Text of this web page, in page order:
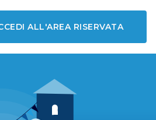
ALL'AREA RISERVATA